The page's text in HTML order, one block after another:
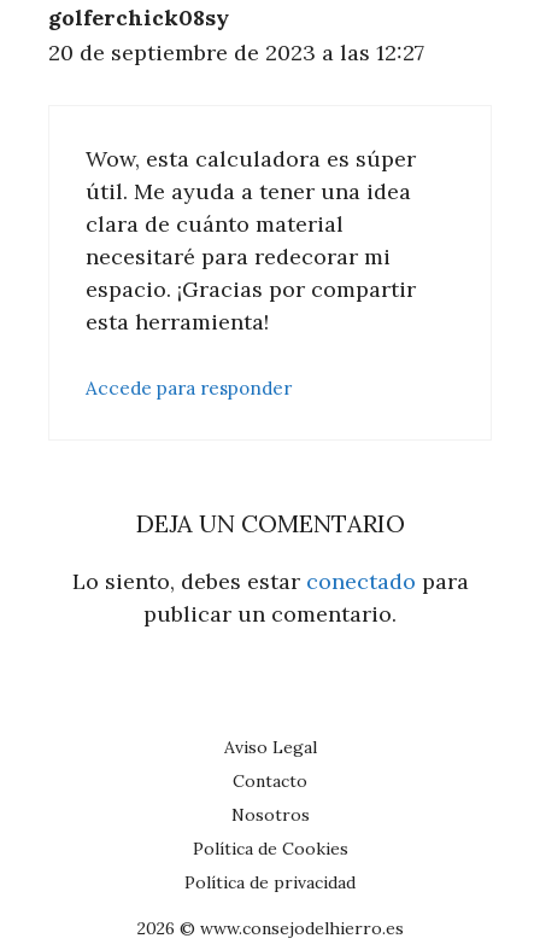
golferchick08sy
20 de septiembre de 2023 a las 12:27
Wow, esta calculadora es súper
útil. Me ayuda a tener una idea
clara de cuánto material
necesitaré para redecorar mi
espacio. ¡Gracias por compartir
esta herramienta!
Accede para responder
DEJA UN COMENTARIO
Lo siento, debes estar conectado para
publicar un comentario.
Aviso Legal
Contacto
Nosotros
Política de Cookies
Política de privacidad
2026 © www.consejodelhierro.es